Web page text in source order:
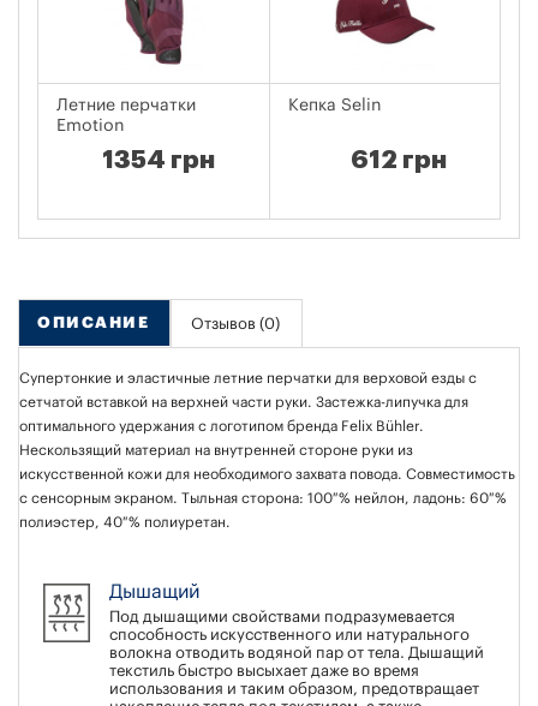
Летние перчатки
Emotion
1354 грн
Кепка Selin
612 грн
ОПИСАНИЕ Отзывов (0)
Супертонкие и эластичные летние перчатки для верховой езды с
сетчатой ​​вставкой на верхней части руки. Застежка-липучка для
оптимального удержания с логотипом бренда Felix Bühler.
Нескользящий материал на внутренней стороне руки из
искусственной кожи для необходимого захвата повода. Совместимость
с сенсорным экраном. Тыльная сторона: 100 % нейлон, ладонь: 60 %
полиэстер, 40 % полиуретан.
Дышащий
Под дышащими свойствами подразумевается
способность искусственного или натурального
волокна отводить водяной пар от тела. Дышащий
текстиль быстро высыхает даже во время
использования и таким образом, предотвращает